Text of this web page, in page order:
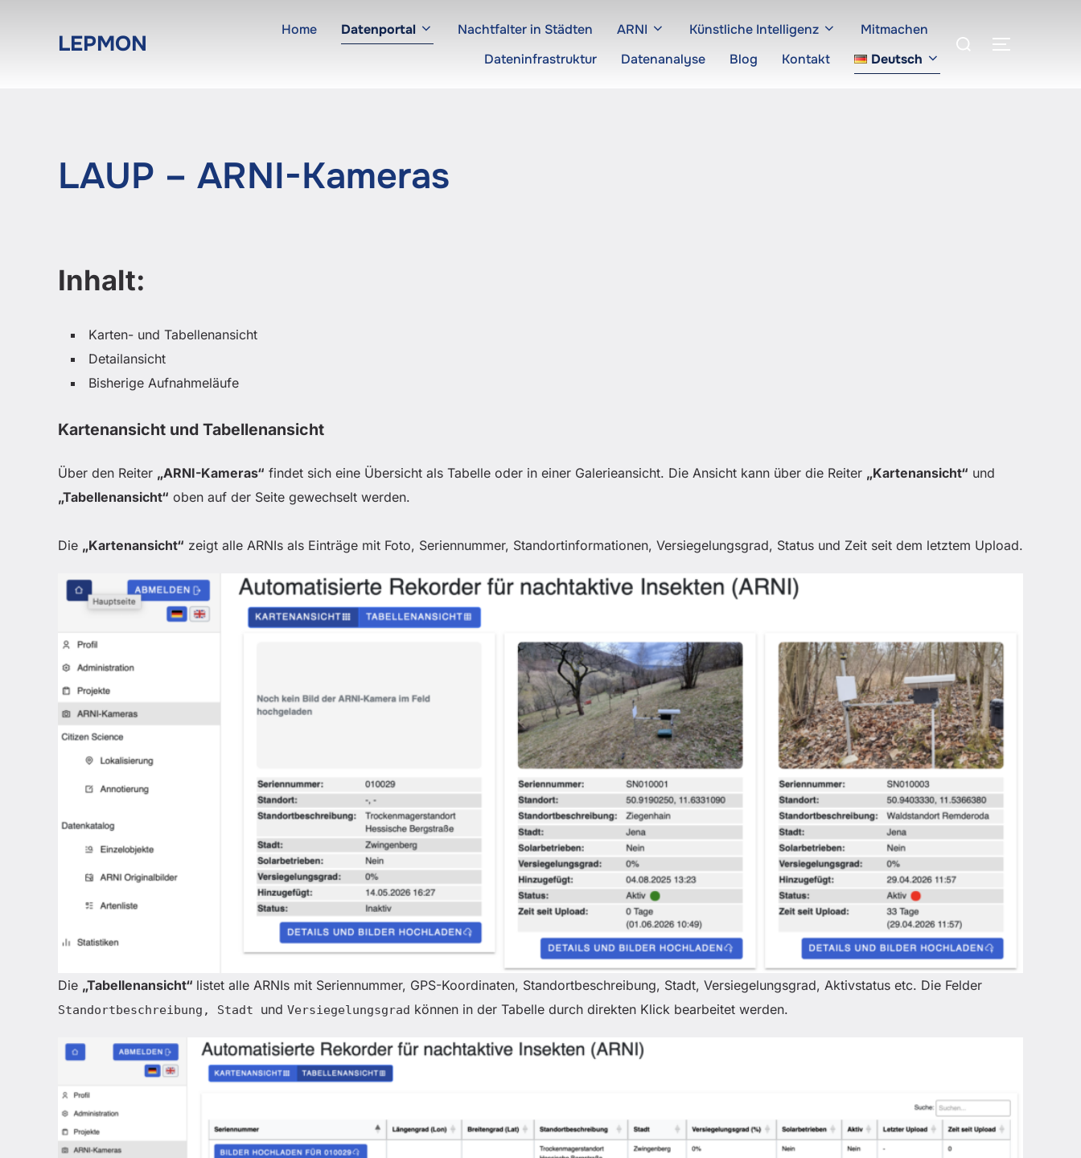
LEPMON
Home Datenportal Nachtfalter in Städten ARNI Künstliche Intelligenz
Mitmachen
Dateninfrastruktur
Datenanalyse Blog Kontakt Deutsch
Suchen
LAUP – ARNI-Kameras
Inhalt:
Karten- und Tabellenansicht
Detailansicht
Bisherige Aufnahmeläufe
Kartenansicht und Tabellenansicht
Über den Reiter „ARNI-Kameras“ findet sich eine Übersicht als Tabelle oder in einer Galerieansicht. Die Ansicht kann über die Reiter „Kartenansicht“ und
„Tabellenansicht“ oben auf der Seite gewechselt werden.
Die „Kartenansicht“ zeigt alle ARNIs als Einträge mit Foto, Seriennummer, Standortinformationen, Versiegelungsgrad, Status und Zeit seit dem letztem Upload.
Die „Tabellenansicht“ listet alle ARNIs mit Seriennummer, GPS-Koordinaten, Standortbeschreibung, Stadt, Versiegelungsgrad, Aktivstatus etc. Die Felder
Standortbeschreibung, Stadt und Versiegelungsgrad können in der Tabelle durch direkten Klick bearbeitet werden.